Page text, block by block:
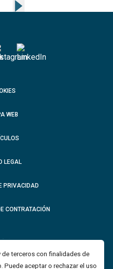
WEB
LEGAL
PRIVACIDAD
CONTRATACIÓN
terceros con finalidades de
Puede aceptar o rechazar el uso